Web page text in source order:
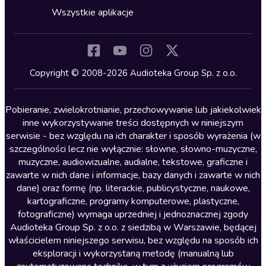
Kryminały
Lektury szkolne
Literatura anglojęzyczna
Literatura faktu
Literatura obyczajowa
Literatura piękna obca
Literatura piękna polska
Nagrania relaksacyjne
Nauka języków
Nauki humanistyczne
Wszystkie aplikacje
Copyright © 2008-2026 Audioteka Group Sp. z o.o.
Pobieranie, zwielokrotnianie, przechowywanie lub jakiekolwiek
inne wykorzystywanie treści dostępnych w niniejszym
serwisie - bez względu na ich charakter i sposób wyrażenia (w
szczególności lecz nie wyłącznie: słowne, słowno-muzyczne,
muzyczne, audiowizualne, audialne, tekstowe, graficzne i
zawarte w nich dane i informacje, bazy danych i zawarte w nich
dane) oraz formę (np. literackie, publicystyczne, naukowe,
kartograficzne, programy komputerowe, plastyczne,
fotograficzne) wymaga uprzedniej i jednoznacznej zgody
Audioteka Group Sp. z o.o. z siedzibą w Warszawie, będącej
właścicielem niniejszego serwisu, bez względu na sposób ich
eksploracji i wykorzystaną metodę (manualną lub